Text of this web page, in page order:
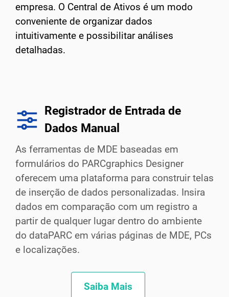
empresa. O Central de Ativos é um modo
conveniente de organizar dados
intuitivamente e possibilitar análises
detalhadas.
Registrador de Entrada de
Dados Manual
As ferramentas de MDE baseadas em
formulários do PARCgraphics Designer
oferecem uma plataforma para construir telas
de inserção de dados personalizadas. Insira
dados em comparação com um registro a
partir de qualquer lugar dentro do ambiente
do dataPARC em várias páginas de MDE, PCs
e localizações.
Saiba Mais